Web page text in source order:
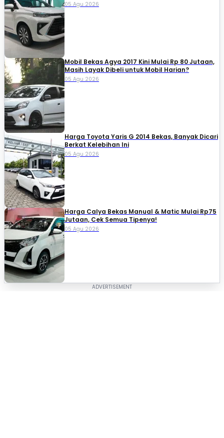
05 Agu 2026
Mobil Bekas Agya 2017 Kini Mulai Rp 80 Jutaan,
Masih Layak Dibeli untuk Mobil Harian?
05 Agu 2026
Harga Toyota Yaris G 2014 Bekas, Banyak Dicari
Berkat Kelebihan Ini
05 Agu 2026
Harga Calya Bekas Manual & Matic Mulai Rp75
Jutaan, Cek Semua Tipenya!
05 Agu 2026